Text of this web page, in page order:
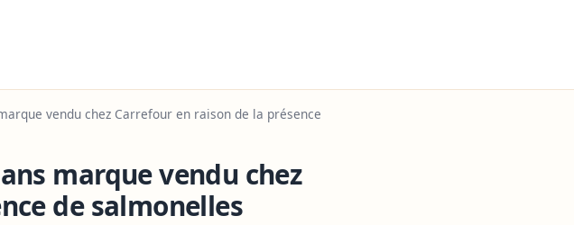
vendu chez Carrefour en raison de la présence
marque vendu chez
de salmonelles